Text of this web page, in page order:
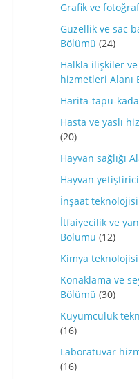
Grafik ve
Güzellik ve sac
Bölümü (24)
Halkla ilişkiler
hizmetleri Alanı
Harita-tapu-
Hasta ve yaslı
(20)
Hayvan sağlığı
Hayvan
İnşaat
İtfaiyecilik ve
Bölümü (12)
Kimya
Konaklama ve
Bölümü (30)
Kuyumculuk
(16)
Laboratuvar
(16)